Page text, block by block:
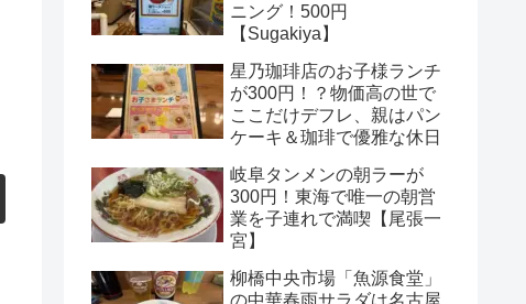
ニング！500円
【Sugakiya】
星乃珈琲店のお子様ランチ
が300円！？物価高の世で
ここだけデフレ、親はパン
ケーキ＆珈琲で優雅な休日
岐阜タンメンの朝ラーが
300円！東海で唯一の朝営
業を子連れで満喫【尾張一
宮】
柳橋中央市場「魚源食堂」
の中華春雨サラダは名古屋